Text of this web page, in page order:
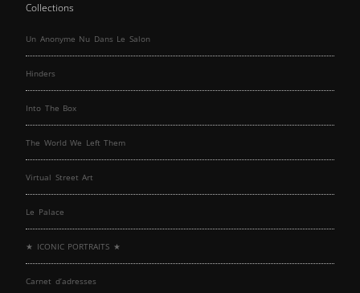
Collections
Un Anonyme Nu Dans Le Salon
Hinders
Into The Box
The World We Left Them
Virtual Street Art
Le Palace
★ ICONIC PORTRAITS ★
Carnet d’adresses